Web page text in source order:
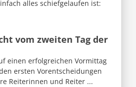
alles schiefgelaufen ist:
vom zweiten Tag der
einen erfolgreichen Vormittag
ersten Vorentscheidungen
Reiterinnen und Reiter ...